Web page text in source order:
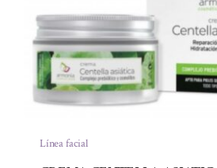
Línea facial